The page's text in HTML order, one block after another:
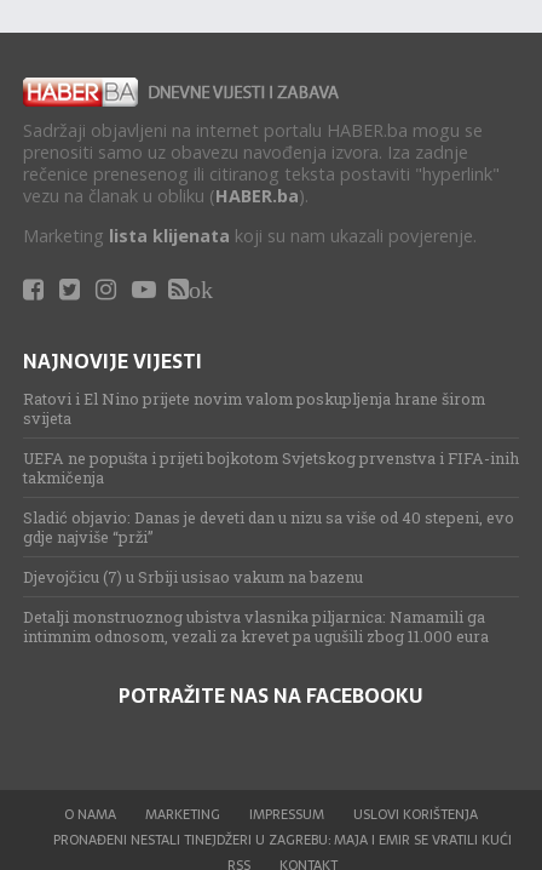
Sadržaji objavljeni na internet portalu HABER.ba mogu se
prenositi samo uz obavezu navođenja izvora. Iza zadnje
rečenice prenesenog ili citiranog teksta postaviti "hyperlink"
vezu na članak u obliku (HABER.ba).
Marketing lista klijenata koji su nam ukazali povjerenje.
ok
NAJNOVIJE VIJESTI
Ratovi i El Nino prijete novim valom poskupljenja hrane širom
svijeta
UEFA ne popušta i prijeti bojkotom Svjetskog prvenstva i FIFA-inih
takmičenja
Sladić objavio: Danas je deveti dan u nizu sa više od 40 stepeni, evo
gdje najviše “prži”
Djevojčicu (7) u Srbiji usisao vakum na bazenu
Detalji monstruoznog ubistva vlasnika piljarnica: Namamili ga
intimnim odnosom, vezali za krevet pa ugušili zbog 11.000 eura
POTRAŽITE NAS NA FACEBOOKU
O NAMA MARKETING IMPRESSUM
USLOVI KORIŠTENJA
PRONAĐENI NESTALI TINEJDŽERI U ZAGREBU: MAJA I EMIR SE VRATILI KUĆI
RSS
KONTAKT